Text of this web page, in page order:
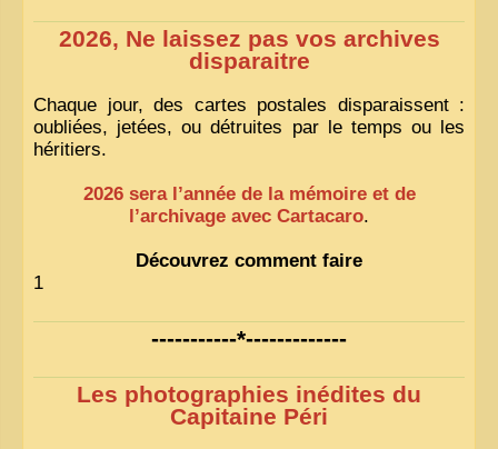
2026, Ne laissez pas vos archives
disparaitre
Chaque jour, des cartes postales disparaissent :
oubliées, jetées, ou détruites par le temps ou les
héritiers.
2026 sera l’année de la mémoire et de
l’archivage avec Cartacaro.
Découvrez comment faire
1
-----------*-------------
Les photographies inédites du
Capitaine Péri